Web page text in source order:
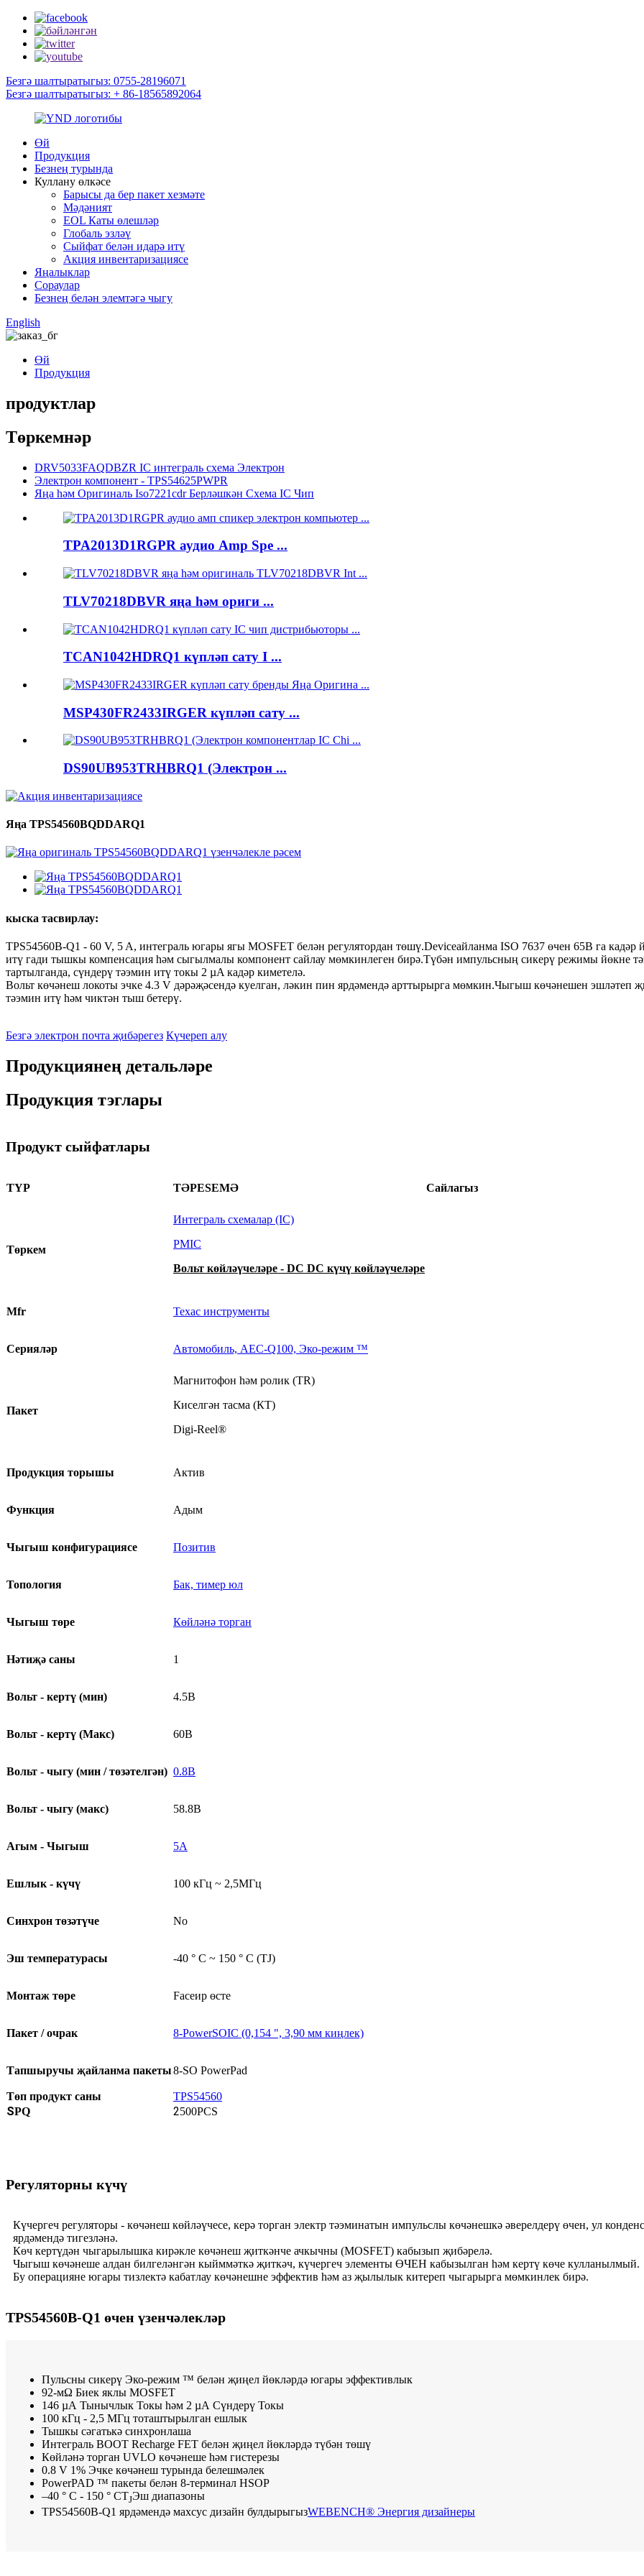
Безгә шалтыратыгыз: 0755-28196071
Безгә шалтыратыгыз: + 86-18565892064
Өй
Продукция
Безнең турында
Куллану өлкәсе
Барысы да бер пакет хезмәте
Мәдәният
EOL Каты өлешләр
Глобаль эзләү
Сыйфат белән идарә итү
Акция инвентаризациясе
Яңалыклар
Сораулар
Безнең белән элемтәгә чыгу
English
Өй
Продукция
продуктлар
Төркемнәр
DRV5033FAQDBZR IC интеграль схема Электрон
Электрон компонент - TPS54625PWPR
Яңа һәм Оригиналь Iso7221cdr Берләшкән Схема IC Чип
TPA2013D1RGPR аудио Amp Spe ...
TLV70218DBVR яңа һәм ориги ...
TCAN1042HDRQ1 күпләп сату I ...
MSP430FR2433IRGER күпләп сату ...
DS90UB953TRHBRQ1 (Электрон ...
Яңа TPS54560BQDDARQ1
кыска тасвирлау:
TPS54560B-Q1 - 60 V, 5 A, интеграль югары ягы MOSFET белән регулятордан төшү.Deviceайланма ISO 7637 өчен 65В га
итү гади тышкы компенсация һәм сыгылмалы компонент сайлау мөмкинлеген бирә.Түбән импульсның сикерү режимы йөкне
тартылганда, сүндерү тәэмин итү токы 2 µA кадәр киметелә.
Вольт көчәнеш локоты эчке 4.3 V дәрәҗәсендә куелган, ләкин пин ярдәмендә арттырырга мөмкин.Чыгыш көчәнешен эшләтеп
тәэмин итү һәм чиктән тыш бетерү.
Безгә электрон почта җибәрегез Күчереп алу
Продукциянең детальләре
Продукция тэглары
Продукт сыйфатлары
ТYР ТӘРESЕМӘ Сайлагыз
Төркем
Интеграль схемалар (IC)
PMIC
Вольт көйләүчеләре - DC DC күчү көйләүчеләре
Mfr Техас инструменты
Серияләр Автомобиль, AEC-Q100, Эко-режим ™
Пакет
Магнитофон һәм ролик (TR)
Киселгән тасма (КТ)
Digi-Reel®
Продукция торышы Актив
Функция Адым
Чыгыш конфигурациясе Позитив
Топология Бак, тимер юл
Чыгыш төре Көйләнә торган
Нәтиҗә саны 1
Вольт - кертү (мин) 4.5В
Вольт - кертү (Макс) 60В
Вольт - чыгу (мин / төзәтелгән) 0.8В
Вольт - чыгу (макс) 58.8В
Агым - Чыгыш 5A
Ешлык - күчү 100 кГц ~ 2,5МГц
Синхрон төзәтүче No
Эш температурасы -40 ° C ~ 150 ° C (TJ)
Монтаж төре Faceир өсте
Пакет / очрак 8-PowerSOIC (0,154 ", 3,90 мм киңлек)
Тапшыручы җайланма пакеты8-SO PowerPad
Төп продукт саны TPS54560
SPQ 2500PCS
Регуляторны күчү
Күчергеч регуляторы - көчәнеш көйләүчесе, керә торган электр тәэминатын импульслы көчәнешкә әверелдерү өчен, ул
ярдәмендә тигезләнә.
Көч кертүдән чыгарылышка кирәкле көчәнеш җиткәнче ачкычны (MOSFET) кабызып җибәрелә.
Чыгыш көчәнеше алдан билгеләнгән кыйммәткә җиткәч, күчергеч элементы ӨЧЕН кабызылган һәм кертү көче кулланылмый.
Бу операцияне югары тизлектә кабатлау көчәнешне эффектив һәм аз җылылык китереп чыгарырга мөмкинлек бирә.
TPS54560B-Q1 өчен үзенчәлекләр
Пульсны сикерү Эко-режим ™ белән җиңел йөкләрдә югары эффективлык
92-мΩ Биек яклы MOSFET
146 µА Тынычлык Токы һәм 2 µА Сүндерү Токы
100 кГц - 2,5 МГц тоташтырылган ешлык
Тышкы сәгатькә синхронлаша
Интеграль BOOT Recharge FET белән җиңел йөкләрдә түбән төшү
Көйләнә торган UVLO көчәнеше һәм гистерезы
0.8 V 1% Эчке көчәнеш турында белешмәлек
PowerPAD ™ пакеты белән 8-терминал HSOP
–40 ° C - 150 ° CTJЭш диапазоны
TPS54560B-Q1 ярдәмендә махсус дизайн булдырыгызWEBENCH® Энергия дизайнеры